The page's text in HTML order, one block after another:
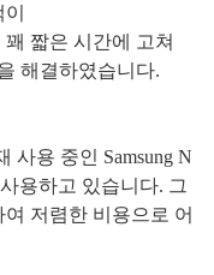
짧은 시간에 고쳐
해결하였습니다.
사용 중인 Samsung N
용하고 있습니다. 그
저렴한 비용으로 어